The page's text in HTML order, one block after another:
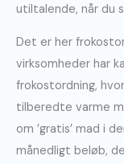
utiltalende, når du
Det er her
virksomheder har
frokostordning,
tilberedte varme
om ’gratis’ mad i
månedligt beløb,